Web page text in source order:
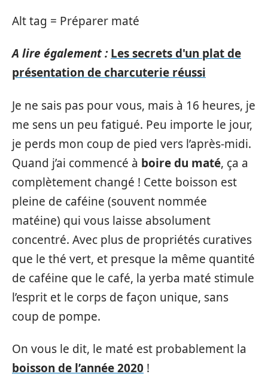
Alt tag = Préparer maté
A lire également : Les secrets d'un plat de
présentation de charcuterie réussi
Je ne sais pas pour vous, mais à 16 heures, je
me sens un peu fatigué. Peu importe le jour,
je perds mon coup de pied vers l’après-midi.
Quand j’ai commencé à boire du maté, ça a
complètement changé ! Cette boisson est
pleine de caféine (souvent nommée
matéine) qui vous laisse absolument
concentré. Avec plus de propriétés curatives
que le thé vert, et presque la même quantité
de caféine que le café, la yerba maté stimule
l’esprit et le corps de façon unique, sans
coup de pompe.
On vous le dit, le maté est probablement la
boisson de l’année 2020 !